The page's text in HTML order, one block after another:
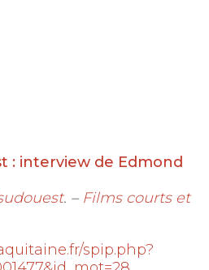
: interview de Edmond
. – Films courts et